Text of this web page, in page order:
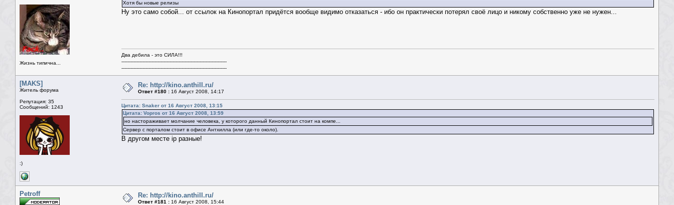
Жизнь типична...
Хотя бы новые релизы
Ну это само собой... от ссылок на Кинопортал придётся вообще видимо отказаться - ибо он практически потерял своё лицо и никому собственно уже не нужен...
Два дебила - это СИЛА!!!
----------------------------------------------------------------------
----------------------------------------------------------------------
[MAKS]
Житель форума
Репутация: 35
Сообщений: 1243
:)
Re: http://kino.anthill.ru/
Ответ #180 : 16 Август 2008, 14:17
Цитата: Snaker от 16 Август 2008, 13:15
Цитата: Vopros от 16 Август 2008, 13:59
но настораживает молчание человека, у которого данный Кинопортал стоит на компе...
Сервер с порталом стоит в офисе Антхилла (или где-то около).
В другом месте ip разные!
Petroff Re: http://kino.anthill.ru/
Ответ #181 : 16 Август 2008, 15:44